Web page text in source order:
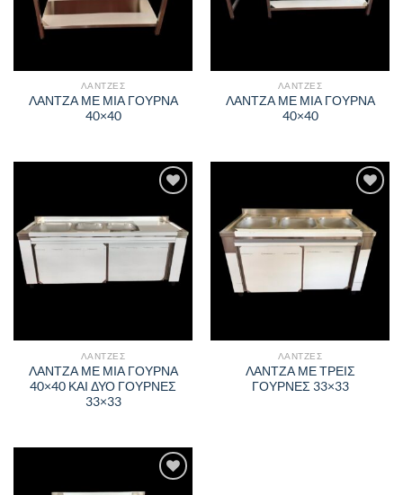
ΛΑΝΤΖΕΣ
ΛΑΝΤΖΑ ΜΕ ΜΙΑ ΓΟΥΡΝΑ
40×40
ΛΑΝΤΖΕΣ
ΛΑΝΤΖΑ ΜΕ ΜΙΑ ΓΟΥΡΝΑ
40×40
Πρόσθήκη
στην λίστα
επιθυμιών
ΛΑΝΤΖΕΣ
ΛΑΝΤΖΑ ΜΕ ΜΙΑ ΓΟΥΡΝΑ
40×40 ΚΑΙ ΔΥΟ ΓΟΥΡΝΕΣ
33×33
Πρόσθήκη
στην λίστα
επιθυμιών
ΛΑΝΤΖΕΣ
ΛΑΝΤΖΑ ΜΕ ΤΡΕΙΣ
ΓΟΥΡΝΕΣ 33×33